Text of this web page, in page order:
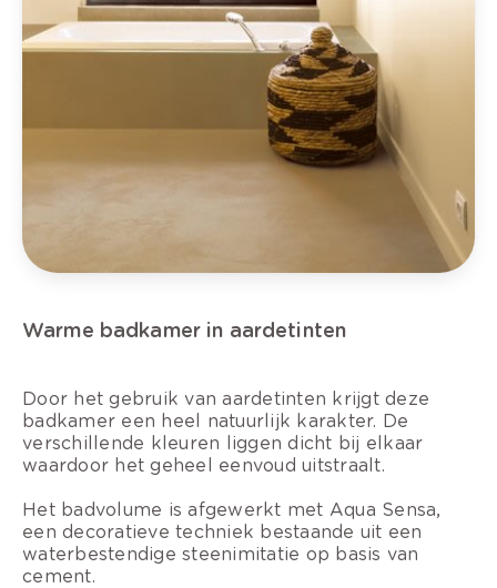
Warme badkamer in aardetinten
Door het gebruik van aardetinten krijgt deze
badkamer een heel natuurlijk karakter. De
verschillende kleuren liggen dicht bij elkaar
waardoor het geheel eenvoud uitstraalt.
Het badvolume is afgewerkt met Aqua Sensa,
een decoratieve techniek bestaande uit een
waterbestendige steenimitatie op basis van
cement.